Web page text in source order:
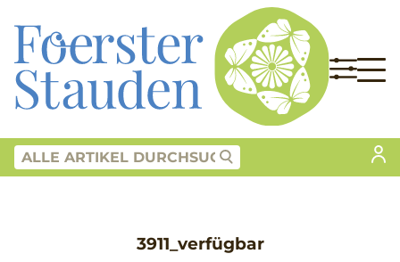
3911_verfügbar